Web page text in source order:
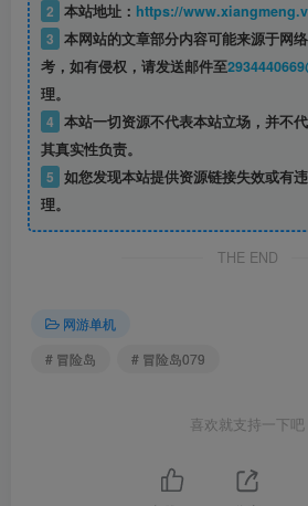
支持随机极品，属性大幅度变动
奖出的装备都参与
加入新版自由市场，大巨变2.0UI
加入最新的主流玩法NPC，拍卖
加入全新精简控制台，简单好用
新版本特效支持度更高！
2 本站地址： https://
3 本网站的文章部分内容可能来源于网
考，如有侵权，请发送邮件至
理。
4 本站一切资源不代表本站立场，并不
其真实性负责。
5 如您发现本站提供资源链接失效或有
理。
THE END
网游单机
# 冒险岛
# 冒险岛079
喜欢就支持一下吧